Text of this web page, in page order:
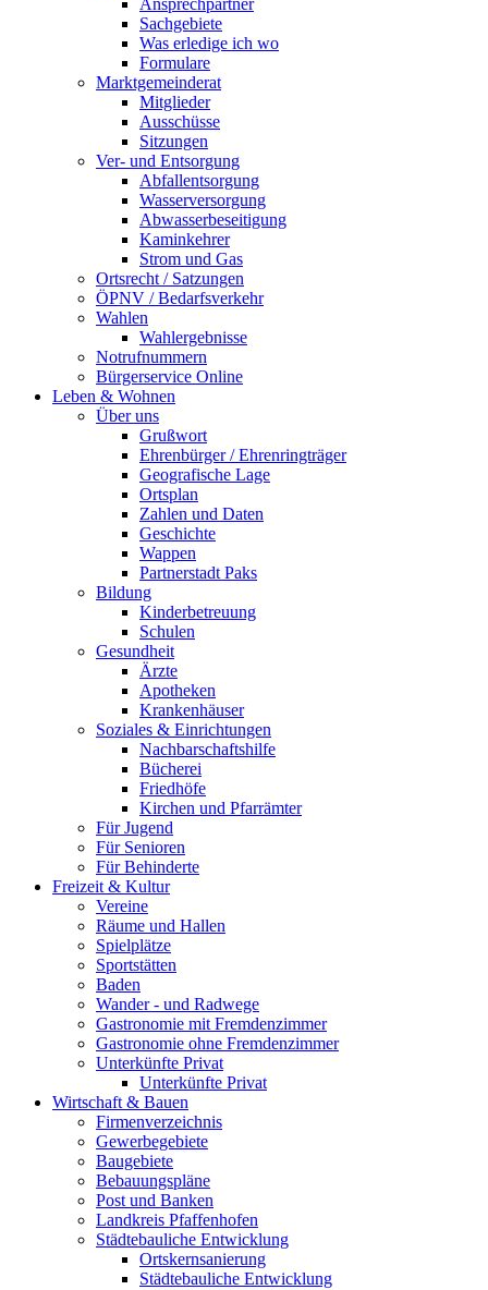
Ansprechpartner
Sachgebiete
Was erledige ich wo
Formulare
Marktgemeinderat
Mitglieder
Ausschüsse
Sitzungen
Ver- und Entsorgung
Abfallentsorgung
Wasserversorgung
Abwasserbeseitigung
Kaminkehrer
Strom und Gas
Ortsrecht / Satzungen
ÖPNV / Bedarfsverkehr
Wahlen
Wahlergebnisse
Notrufnummern
Bürgerservice Online
Leben & Wohnen
Über uns
Grußwort
Ehrenbürger / Ehrenringträger
Geografische Lage
Ortsplan
Zahlen und Daten
Geschichte
Wappen
Partnerstadt Paks
Bildung
Kinderbetreuung
Schulen
Gesundheit
Ärzte
Apotheken
Krankenhäuser
Soziales & Einrichtungen
Nachbarschaftshilfe
Bücherei
Friedhöfe
Kirchen und Pfarrämter
Für Jugend
Für Senioren
Für Behinderte
Freizeit & Kultur
Vereine
Räume und Hallen
Spielplätze
Sportstätten
Baden
Wander - und Radwege
Gastronomie mit Fremdenzimmer
Gastronomie ohne Fremdenzimmer
Unterkünfte Privat
Unterkünfte Privat
Wirtschaft & Bauen
Firmenverzeichnis
Gewerbegebiete
Baugebiete
Bebauungspläne
Post und Banken
Landkreis Pfaffenhofen
Städtebauliche Entwicklung
Ortskernsanierung
Städtebauliche Entwicklung